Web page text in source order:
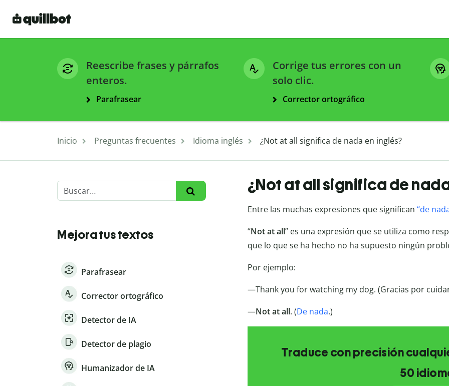
Reescribe frases y párrafos
enteros.
Parafrasear
Corrige tus errores con un
solo clic.
Corrector ortográfico
Inicio Preguntas frecuentes Idioma inglés ¿Not at all significa de nada en inglés?
Mejora tus textos
Parafrasear
Corrector ortográfico
Detector de IA
Detector de plagio
Humanizador de IA
¿Not at all significa de
Entre las muchas expresiones que significan “de
“Notatall” es una expresión que se utiliza como
que lo que se ha hecho no ha supuesto ningún
Por ejemplo:
—Thank you for watching my dog. (Gracias por
—Not at all. (De nada.)
Traduce con precisión
50